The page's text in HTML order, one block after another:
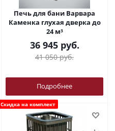
Печь для бани Варвара
Каменка глухая дверка до
24 м³
36 945руб.
41 050руб.
Подробнее
Скидка на комплект